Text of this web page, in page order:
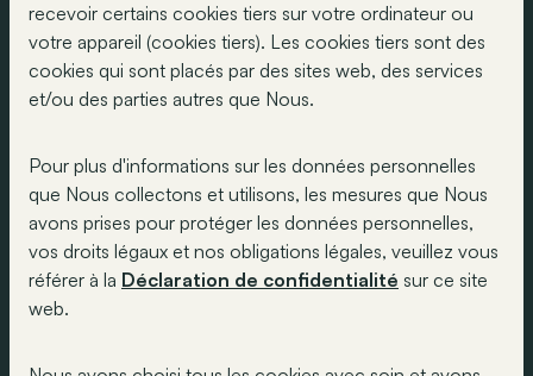
recevoir certains cookies tiers sur votre ordinateur ou
votre appareil (cookies tiers). Les cookies tiers sont des
cookies qui sont placés par des sites web, des services
et/ou des parties autres que Nous.
Pour plus d'informations sur les données personnelles
que Nous collectons et utilisons, les mesures que Nous
avons prises pour protéger les données personnelles,
vos droits légaux et nos obligations légales, veuillez vous
référer à la Déclaration de confidentialité sur ce site
web.